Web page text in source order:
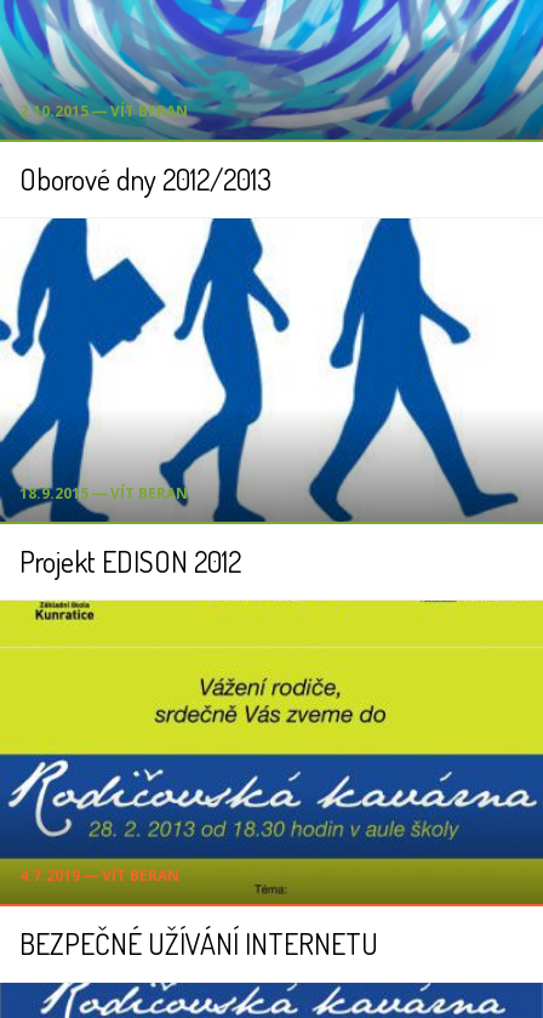
2.10.2015 ― VÍT BERAN
Oborové dny 2012/2013
18.9.2015 ― VÍT BERAN
Projekt EDISON 2012
4.7.2019 ― VÍT BERAN
BEZPEČNÉ UŽÍVÁNÍ INTERNETU